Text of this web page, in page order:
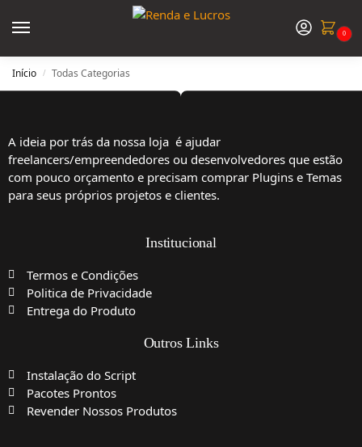
0
Início / Todas Categorias
A ideia por trás da nossa loja é ajudar
freelancers/empreendedores ou desenvolvedores que estão
com pouco orçamento e precisam comprar Plugins e Temas
para seus próprios projetos e clientes.
Institucional
Termos e Condições
Politica de Privacidade
Entrega do Produto
Outros Links
Instalação do Script
Pacotes Prontos
Revender Nossos Produtos